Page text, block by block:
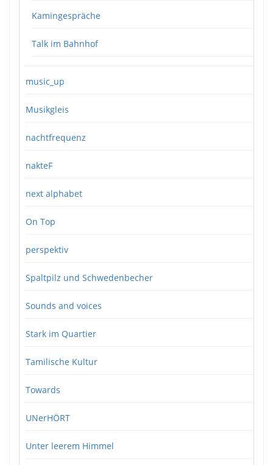
Kamingespräche
Talk im Bahnhof
music_up
Musikgleis
nachtfrequenz
nakteF
next alphabet
On Top
perspektiv
Spaltpilz und Schwedenbecher
Sounds and voices
Stark im Quartier
Tamilische Kultur
Towards
UNerHÖRT
Unter leerem Himmel